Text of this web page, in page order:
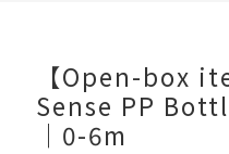
【Open-box
Sense PP
｜0-6m